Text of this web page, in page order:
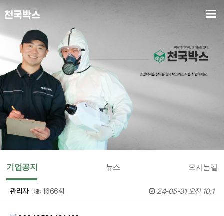
기업공지 뉴스 오시는길
관리자 1666회 24-05-31 오전 10:1